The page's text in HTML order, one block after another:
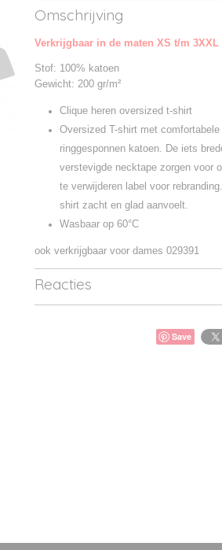
Productcode
Productcode leverancier
Omschrijving
Verkrijgbaar in de maten XS t/m 3XXL
Stof: 100% katoen
Gewicht: 200 gr/m²
Clique heren oversized t-shirt
Oversized T-shirt met
ringgesponnen katoen. De iets
verstevigde necktape zorgen voor
te verwijderen label voor
shirt zacht en glad aanvoelt.
Wasbaar op 60°C
ook verkrijgbaar voor dames 029391
Reacties
Save